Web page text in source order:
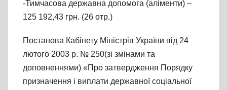
-Тимчасова державна допомога (аліменти) –
125 192,43 грн. (26 отр.)
Постанова Кабінету Міністрів України від 24
лютого 2003 р. № 250(зі змінами та
доповненнями) «Про затвердження Порядку
призначення і виплати державної соціальної